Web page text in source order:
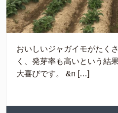
おいしいジャガイモがたく
く、発芽率も高いという結
大喜びです。 &n […]